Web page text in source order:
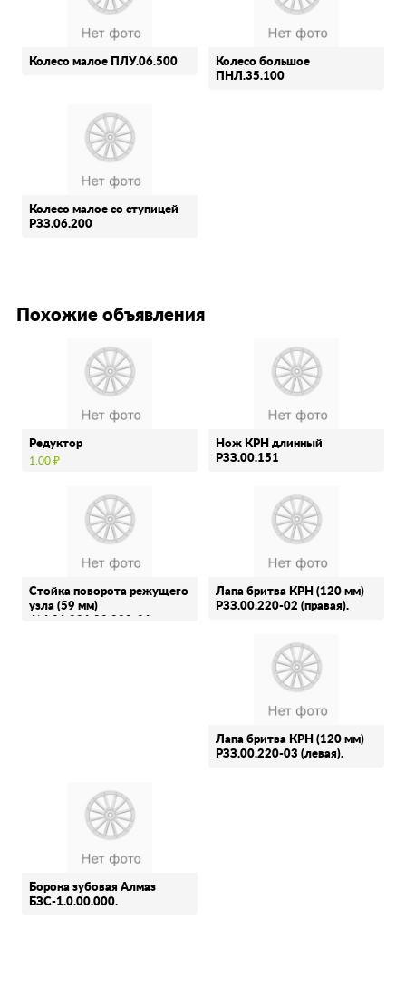
Колесо малое ПЛУ.06.500
Колесо большое
ПНЛ.35.100
Колесо малое со ступицей
РЗЗ.06.200
Похожие объявления
Редуктор
1.00 ₽
Нож КРН длинный
РЗЗ.00.151
Стойка поворота режущего
узла (59 мм)
Лапа бритва КРН (120 мм)
РЗЗ.00.220-02 (правая).
Лапа бритва КРН (120 мм)
РЗЗ.00.220-03 (левая).
Борона зубовая Алмаз
БЗС-1.0.00.000.